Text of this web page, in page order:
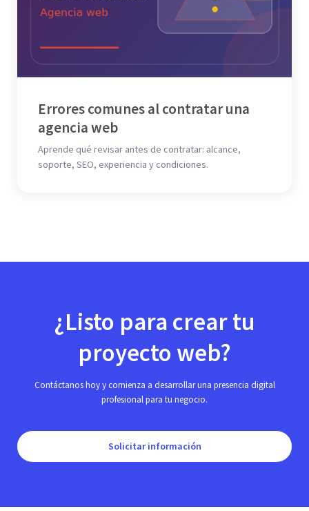
Errores comunes al contratar una
agencia web
Aprende qué revisar antes de contratar: alcance,
soporte, SEO, experiencia y condiciones.
¿Listo para crear tu
proyecto web?
Contáctanos hoy y comienza a desarrollar una presencia digital
profesional para tu negocio.
Solicitar información